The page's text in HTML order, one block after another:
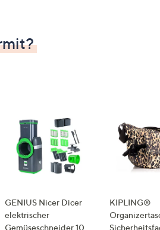
GENIUS Nicer Dicer
elektrischer
Gemüseschneider 10
KIPLING®